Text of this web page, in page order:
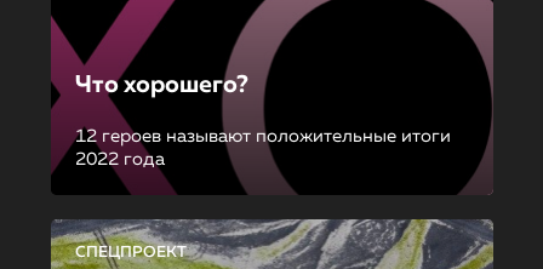
Что хорошего?
12 героев называют положительные итоги
2022 года
СПЕЦПРОЕКТ